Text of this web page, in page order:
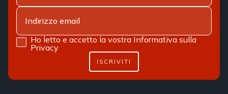
Ho letto e accetto la vostra Informativa sulla
Privacy
ISCRIVITI